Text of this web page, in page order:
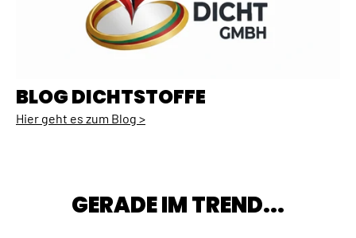
BLOG DICHTSTOFFE
Hier geht es zum Blog >
GERADE IM TREND...